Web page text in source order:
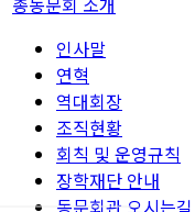
인사말
연혁
역대회장
조직현황
회칙 및 운영규칙
장학재단 안내
동문회관 오시는길